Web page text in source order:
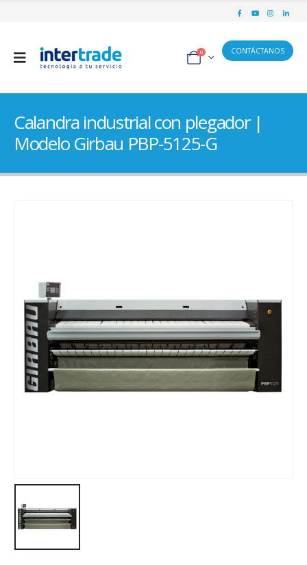
0 CONTÁCTANOS
Calandra industrial con plegador |
Modelo Girbau PBP-5125-G